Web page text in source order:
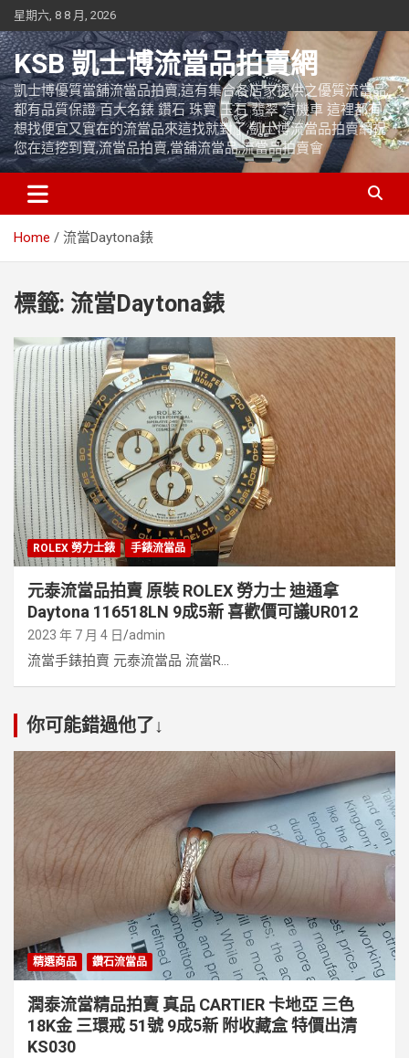
Skip
to
content
星期六, 8 8 月, 2026
KSB 凱士博流當品拍賣網
凱士博優質當舖流當品拍賣,這有集合各店家提供之優質流當品,
都有品質保證 百大名錶 鑽石 珠寶 玉石 翡翠 汽機車 這裡都有
想找便宜又實在的流當品來這找就對了,凱士博流當品拍賣網祝
您在這挖到寶,流當品拍賣,當舖流當品,流當品拍賣會
Home 流當Daytona錶
標籤: 流當Daytona錶
ROLEX 勞力士錶 手錶流當品
元泰流當品拍賣 原裝 ROLEX 勞力士 迪通拿
Daytona 116518LN 9成5新 喜歡價可議UR012
2023 年 7 月 4 日 admin
流當手錶拍賣 元泰流當品 流當R...
你可能錯過他了↓
精選商品 鑽石流當品
潤泰流當精品拍賣 真品 CARTIER 卡地亞 三色
18K金 三環戒 51號 9成5新 附收藏盒 特價出清
KS030